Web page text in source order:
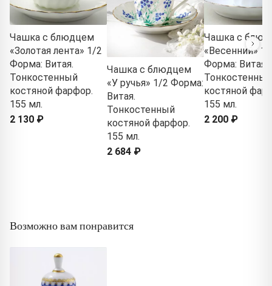
Чашка с блюдцем
«Золотая лента» 1/2
Форма: Витая.
Тонкостенный
костяной фарфор.
155 мл.
2 130 ₽
Чашка с блюдцем
«У ручья» 1/2 Форма:
Витая.
Тонкостенный
костяной фарфор.
155 мл.
2 684 ₽
Чашка с
«Весенний»
Форма: Витая.
Тонкостенный
костяной
155 мл.
2 200 ₽
Возможно вам понравится